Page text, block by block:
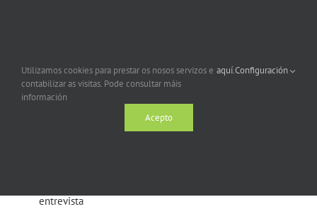
Resolución
entrevista
Utilizamos cookies para prestar os nosos servizos e
contabilizar as visitas. Pode consultar máis
información
aquí.Configuración
Acepto